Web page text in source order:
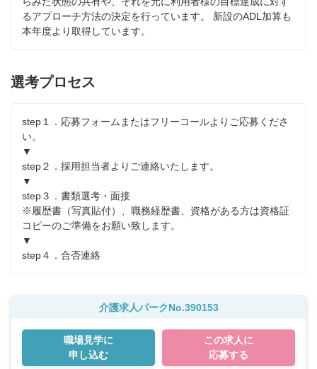
るアプローチ方法の決定を行っています。 新設のADL加算も
本年度より取得しています。
選考プロセス
step１．応募フォームまたはフリーコールよりご応募くださ
い。
▼
step２．採用担当者よりご連絡いたします。
▼
step３．書類選考・面接
※履歴書（写真貼付）、職務経歴書、資格がある方は資格証
コピーのご準備をお願い致します。
▼
step４．合否連絡
介護求人パークNo.390153
職場見学に
申し込む
この求人に
応募する